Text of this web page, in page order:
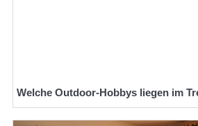
Welche Outdoor-Hobbys liegen im